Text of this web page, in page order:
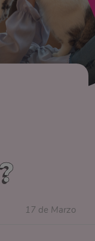
17 de Marzo